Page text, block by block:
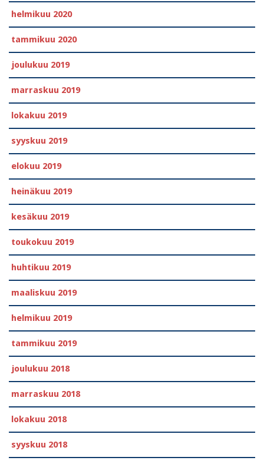
helmikuu 2020
tammikuu 2020
joulukuu 2019
marraskuu 2019
lokakuu 2019
syyskuu 2019
elokuu 2019
heinäkuu 2019
kesäkuu 2019
toukokuu 2019
huhtikuu 2019
maaliskuu 2019
helmikuu 2019
tammikuu 2019
joulukuu 2018
marraskuu 2018
lokakuu 2018
syyskuu 2018